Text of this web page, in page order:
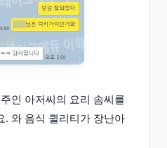
인 아저씨의 요리 솜씨를
. 와 음식 퀼리티가 장난아